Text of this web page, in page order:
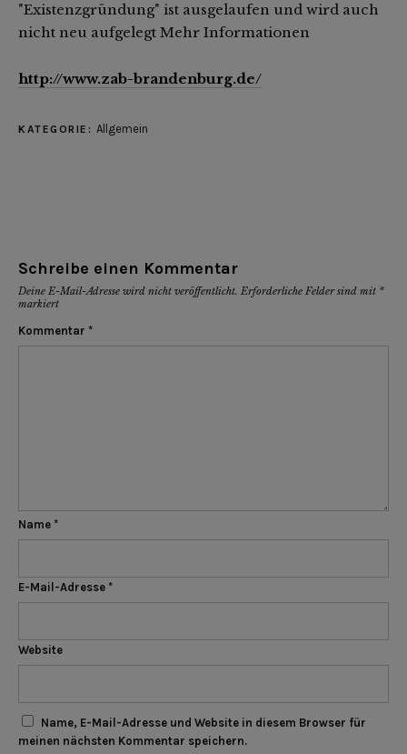
"Existenzgründung" ist ausgelaufen und wird auch
nicht neu aufgelegt Mehr Informationen
http://www.zab-brandenburg.de/
KATEGORIE: Allgemein
Schreibe einen Kommentar
Deine E-Mail-Adresse wird nicht veröffentlicht. Erforderliche Felder sind mit *
markiert
Kommentar *
Name *
E-Mail-Adresse *
Website
Name, E-Mail-Adresse und Website in diesem Browser für
meinen nächsten Kommentar speichern.